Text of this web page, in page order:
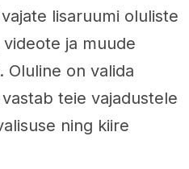
lisaruumi oluliste
ja muude
Oluline on valida
teie vajadustele
ning kiire